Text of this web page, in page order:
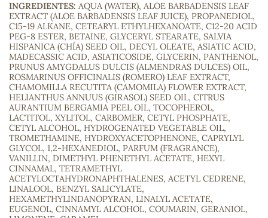
INGREDIENTES: AQUA (WATER), ALOE BARBADENSIS LEAF
EXTRACT (ALOE BARBADENSIS LEAF JUICE), PROPANEDIOL,
C15-19 ALKANE, CETEARYL ETHYLHEXANOATE, C12-20 ACID
PEG-8 ESTER, BETAINE, GLYCERYL STEARATE, SALVIA
HISPANICA (CHÍA) SEED OIL, DECYL OLEATE, ASIATIC ACID,
MADECASSIC ACID, ASIATICOSIDE, GLYCERIN, PANTHENOL,
PRUNUS AMYGDALUS DULCIS (ALMENDRAS DULCES) OIL,
ROSMARINUS OFFICINALIS (ROMERO) LEAF EXTRACT,
CHAMOMILLA RECUTITA (CAMOMILA) FLOWER EXTRACT,
HELIANTHUS ANNUUS (GIRASOL) SEED OIL, CITRUS
AURANTIUM BERGAMIA PEEL OIL, TOCOPHEROL,
LACTITOL, XYLITOL, CARBOMER, CETYL PHOSPHATE,
CETYL ALCOHOL, HYDROGENATED VEGETABLE OIL,
TROMETHAMINE, HYDROXYACETOPHENONE, CAPRYLYL
GLYCOL, 1,2-HEXANEDIOL, PARFUM (FRAGRANCE),
VANILLIN, DIMETHYL PHENETHYL ACETATE, HEXYL
CINNAMAL, TETRAMETHYL
ACETYLOCTAHYDRONAPHTHALENES, ACETYL CEDRENE,
LINALOOL, BENZYL SALICYLATE,
HEXAMETHYLINDANOPYRAN, LINALYL ACETATE,
EUGENOL, CINNAMYL ALCOHOL, COUMARIN, GERANIOL,